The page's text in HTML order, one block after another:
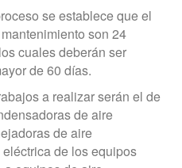
se establece que el
son 24
cuales deberán ser
de 60 días.
a realizar serán el de
de aire
de aire
de los equipos